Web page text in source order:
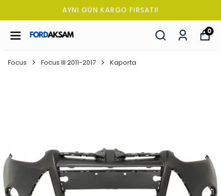
TÜM SİPARİŞLERDE OTO KOKUSU
0
Focus Focus III 2011-2017 Kaporta